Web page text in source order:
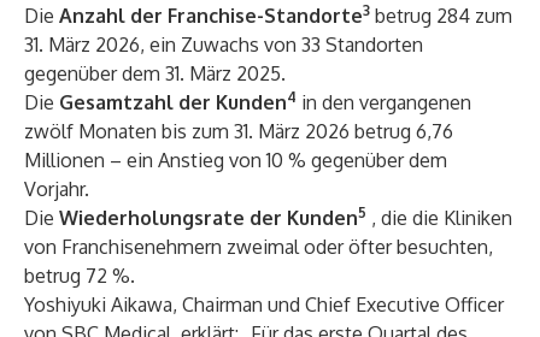
Die Anzahl der Franchise-Standorte3 betrug 284 zum
31. März 2026, ein Zuwachs von 33 Standorten
gegenüber dem 31. März 2025.
Die Gesamtzahl der Kunden4 in den vergangenen
zwölf Monaten bis zum 31. März 2026 betrug 6,76
Millionen – ein Anstieg von 10 % gegenüber dem
Vorjahr.
Die Wiederholungsrate der Kunden5 , die die Kliniken
von Franchisenehmern zweimal oder öfter besuchten,
betrug 72 %.
Yoshiyuki Aikawa, Chairman und Chief Executive Officer